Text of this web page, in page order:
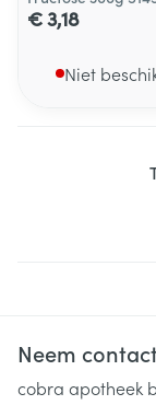
€ 3,18
Niet
Neem
cobra apotheek